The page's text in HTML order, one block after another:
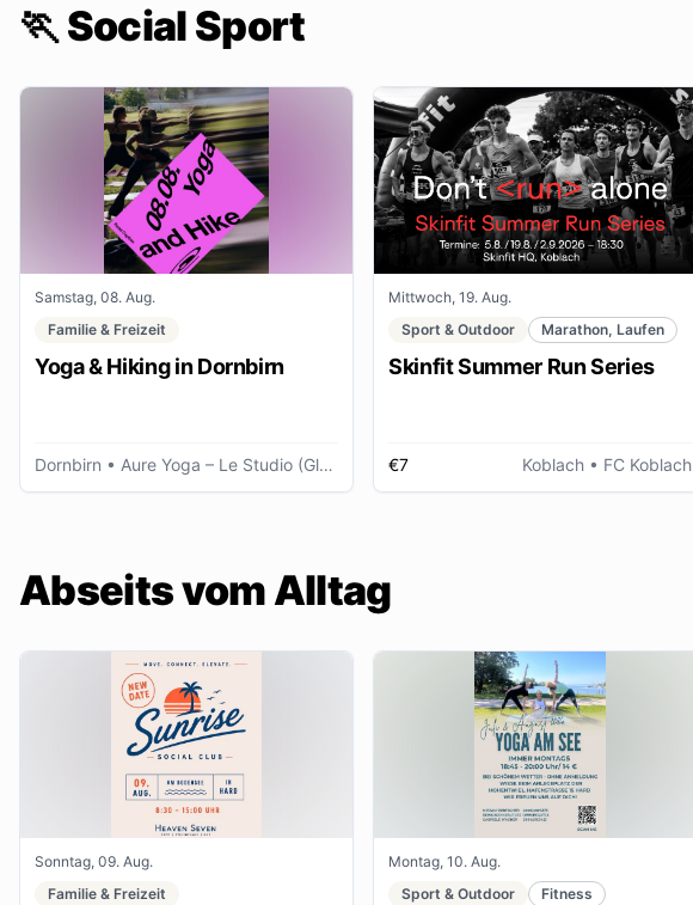
🏃 Social Sport
Samstag, 08. Aug.
Familie & Freizeit
Yoga & Hiking in Dornbirn
Dornbirn • Aure Yoga – Le Studio (Glöggele Haus)
Mittwoch, 19. Aug.
Sport & Outdoor
Marathon, Laufen
Skinfit Summer Run Series
€7 Koblach • FC Koblach
Abseits vom Alltag
Sonntag, 09. Aug.
Familie & Freizeit
Montag, 10. Aug.
Sport & Outdoor
Fitness